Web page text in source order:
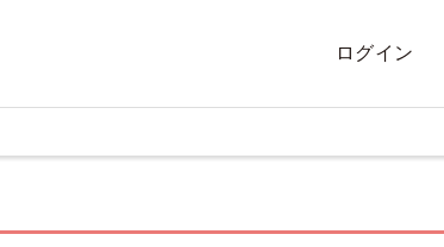
ログイン